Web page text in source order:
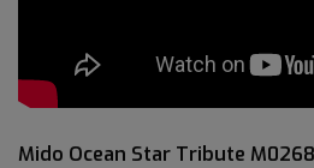
Mido Ocean Star Tribute